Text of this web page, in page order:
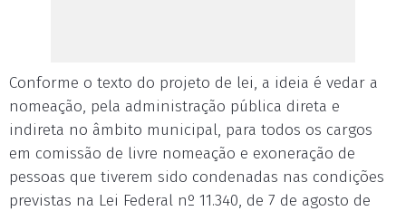
Conforme o texto do projeto de lei, a ideia é vedar a
nomeação, pela administração pública direta e
indireta no âmbito municipal, para todos os cargos
em comissão de livre nomeação e exoneração de
pessoas que tiverem sido condenadas nas condições
previstas na Lei Federal nº 11.340, de 7 de agosto de